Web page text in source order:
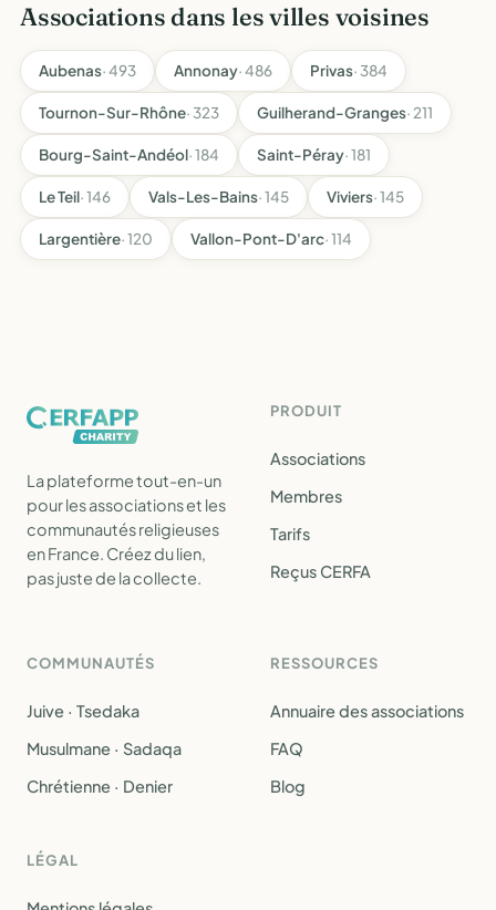
Associations dans les villes voisines
Aubenas· 493 Annonay· 486 Privas· 384
Tournon-Sur-Rhône· 323 Guilherand-Granges· 211
Bourg-Saint-Andéol· 184 Saint-Péray· 181
Le Teil· 146 Vals-Les-Bains· 145 Viviers· 145
Largentière· 120 Vallon-Pont-D'arc· 114
La plateforme tout-en-un
pour les associations et les
communautés religieuses
en France. Créez du lien,
pas juste de la collecte.
PRODUIT
Associations
Membres
Tarifs
Reçus CERFA
COMMUNAUTÉS
Juive · Tsedaka
Musulmane · Sadaqa
Chrétienne · Denier
RESSOURCES
Annuaire des associations
FAQ
Blog
LÉGAL